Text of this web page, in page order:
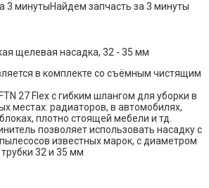
Найдем запчасть за 3 минуты
щелевая насадка, 32 - 35 мм
в комплекте со съёмным чистящим
27 Flex с гибким шлангом для уборки в
местах: радиаторов, в автомобилях,
плотно стоящей мебели и тд.
позволяет использовать насадку с
известных марок, с диаметром
32 и 35 мм